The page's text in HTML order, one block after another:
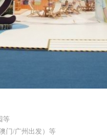
等
门/广州出发）等